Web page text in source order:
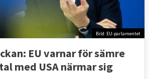
Bild: EU-parlamentet
EU varnar för sämre
med USA närmar sig